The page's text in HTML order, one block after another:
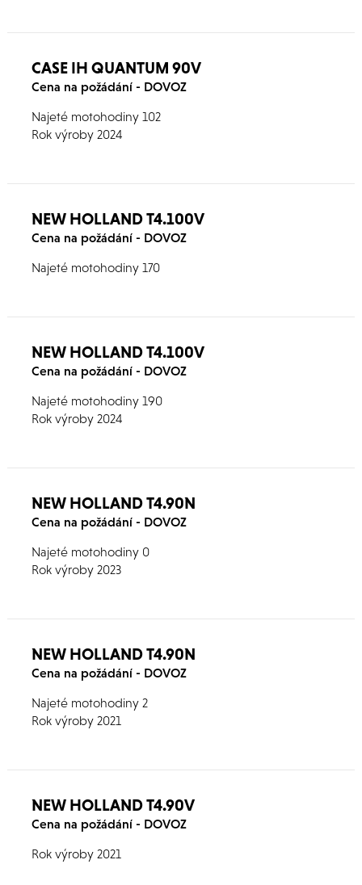
CASE IH QUANTUM 90V
Cena na požádání - DOVOZ
Najeté motohodiny 102
Rok výroby 2024
NEW HOLLAND T4.100V
Cena na požádání - DOVOZ
Najeté motohodiny 170
NEW HOLLAND T4.100V
Cena na požádání - DOVOZ
Najeté motohodiny 190
Rok výroby 2024
NEW HOLLAND T4.90N
Cena na požádání - DOVOZ
Najeté motohodiny 0
Rok výroby 2023
NEW HOLLAND T4.90N
Cena na požádání - DOVOZ
Najeté motohodiny 2
Rok výroby 2021
NEW HOLLAND T4.90V
Cena na požádání - DOVOZ
Rok výroby 2021